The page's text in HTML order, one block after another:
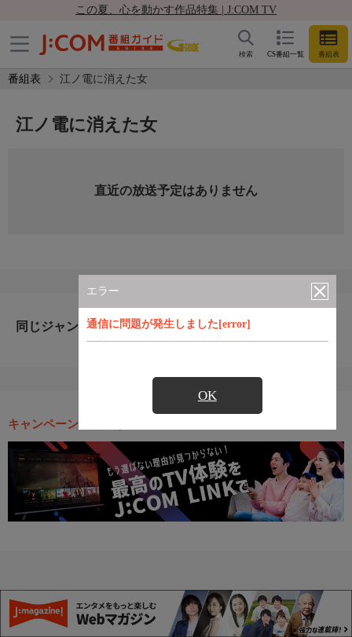
この夏、心を動かす作品特集 | J:COM TV
CS番組一覧 番組表
検索
番組表 江ノ電に消えた女
エラー
通信に問題が発生しました[error]
OK
江ノ電に消えた女
直近の放送予定はありません
同じジャンルのおすすめ番組
キャンペーン・お得な情報